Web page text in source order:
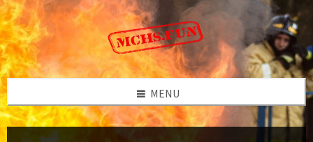
Skip
to
content
Skip
to
left
sidebar
Skip
to
footer
MENU